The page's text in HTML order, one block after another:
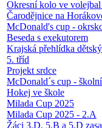
Okresní kolo ve
Čarodějnice na
McDonald's cup -
Beseda s exekutorem
Krajská přehlídka
5. tříd
Projekt srdce
McDonald´s cup -
Hokej ve škole
Milada Cup 2025
Milada Cup 2025 - 2.A
Žáci 3.D, 5.B a 5.D